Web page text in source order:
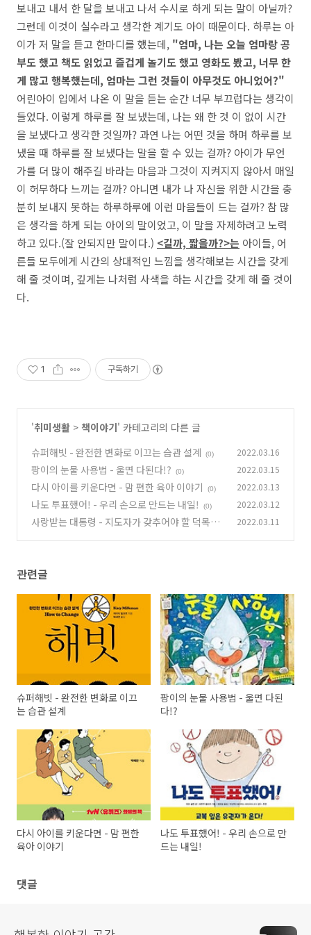
보내고 내서 한 달을 보내고 나서 수시로 하게 되는 말이 아닐까?
그런데 이것이 실수라고 생각한 계기도 아이 때문이다. 하루는 아
이가 저 말을 듣고 한마디를 했는데, "엄마, 나는 오늘 엄마랑 공
부도 했고 책도 읽었고 즐겁게 놀기도 했고 영화도 봤고, 너무 한
게 많고 행복했는데, 엄마는 그런 것들이 아무것도 아니었어?"
어린아이 입에서 나온 이 말을 듣는 순간 너무 부끄럽다는 생각이
들었다. 이렇게 하루를 잘 보냈는데, 나는 왜 한 것 이 없이 시간
을 보냈다고 생각한 것일까? 과연 나는 어떤 것을 하며 하루를 보
냈을 때 하루를 잘 보냈다는 말을 할 수 있는 걸까? 아이가 무언
가를 더 많이 해주길 바라는 마음과 그것이 지켜지지 않아서 매일
이 허무하다 느끼는 걸까? 아니면 내가 나 자신을 위한 시간을 충
분히 보내지 못하는 하루하루에 이런 마음들이 드는 걸까? 참 많
은 생각을 하게 되는 아이의 말이었고, 이 말을 자제하려고 노력
하고 있다.(잘 안되지만 말이다.) <길까, 짧을까?>는 아이들, 어
른들 모두에게 시간의 상대적인 느낌을 생각해보는 시간을 갖게
해 줄 것이며, 깊게는 나처럼 사색을 하는 시간을 갖게 해 줄 것이
다.
1 구독하기
'취미생활 > 책이야기' 카테고리의 다른 글
슈퍼해빗 - 완전한 변화로 이끄는 습관 설계
(0) 2022.03.16
팡이의 눈물 사용법 - 울면 다된다!? (0) 2022.03.15
다시 아이를 키운다면 - 맘 편한 육아 이야기 (0) 2022.03.13
나도 투표했어! - 우리 손으로 만드는 내일! (0) 2022.03.12
사랑받는 대통령 - 지도자가 갖추어야 할 덕목은? 2022.03.11
관련글
슈퍼해빗 - 완전한 변화로 이끄
는 습관 설계
팡이의 눈물 사용법 - 울면 다된
다!?
다시 아이를 키운다면 - 맘 편한
육아 이야기
나도 투표했어! - 우리 손으로 만
드는 내일!
댓글